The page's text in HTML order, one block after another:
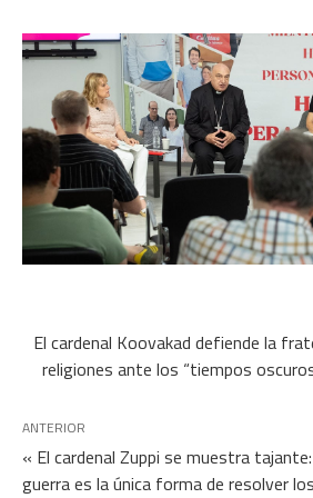
El cardenal Koovakad defiende la
religiones ante los “tiempos
ANTERIOR
« El cardenal Zuppi se muestra
guerra es la única forma de resolver